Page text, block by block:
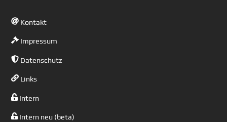
Kontakt
Impressum
Datenschutz
Links
Intern
Intern neu (beta)